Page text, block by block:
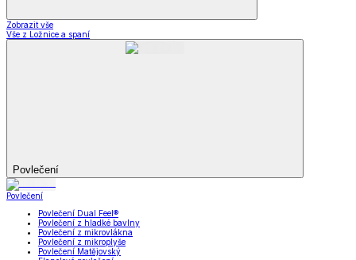
Zobrazit vše
Vše z Ložnice a spaní
Povlečení
Povlečení
Povlečení Dual Feel®
Povlečení z hladké bavlny
Povlečení z mikrovlákna
Povlečení z mikroplyše
Povlečení Matějovský